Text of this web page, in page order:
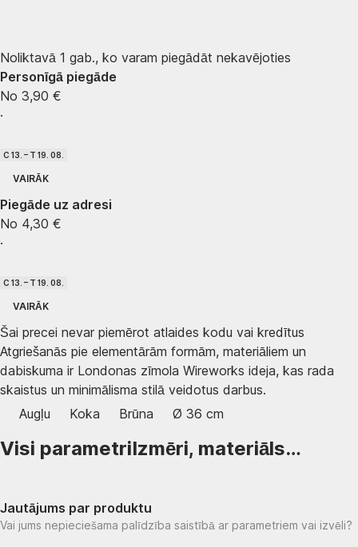
Noliktavā 1 gab., ko varam piegādāt nekavējoties
Personīgā piegāde
No 3,90 €
·
C 13. – T 19. 08.
VAIRĀK
Piegāde uz adresi
No 4,30 €
·
C 13. – T 19. 08.
VAIRĀK
Šai precei nevar piemērot atlaides kodu vai kredītus
Atgriešanās pie elementārām formām, materiāliem un
dabiskuma ir Londonas zīmola Wireworks ideja, kas rada
skaistus un minimālisma stilā veidotus darbus.
Augļu
Koka Brūna Ø 36 cm
Visi parametriIzmēri, materiāls…
Jautājums par produktu
Vai jums nepieciešama palīdzība saistībā ar parametriem vai izvēli?